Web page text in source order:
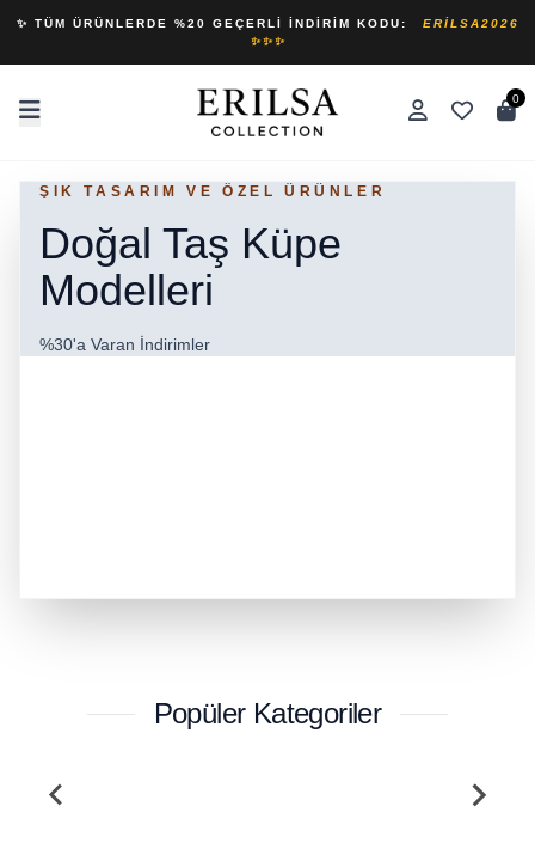
✨ TÜM ÜRÜNLERDE %20 GEÇERLI İNDIRIM KODU:
ERILSA2026
✨✨✨
0
ŞIK TASARIM VE ÖZEL ÜRÜNLER
Doğal Taş Küpe
Modelleri
%30'a Varan İndirimler
SERTIFIKALI ÜRÜNLERIMIZDE %30'A
Doğal Taş Kolye
Modelleri
Popüler Kategoriler